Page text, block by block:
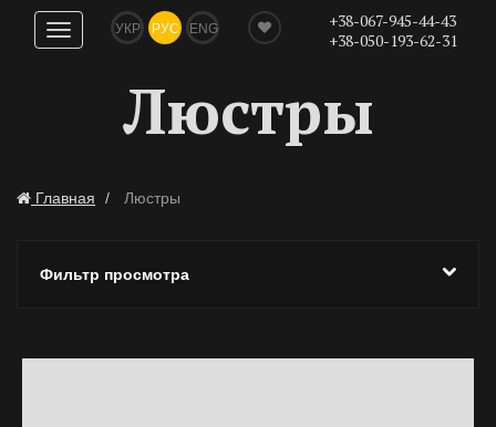
Показать
навигацию
УКР РУС ENG
+38-067-945-44-43
+38-050-193-62-31
Люстры
Главная Люстры
Фильтр просмотра